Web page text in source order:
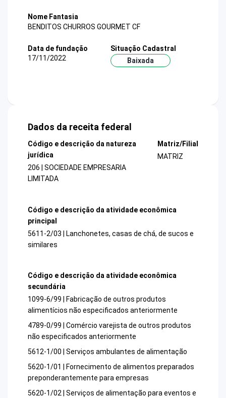
Nome Fantasia
BENDITOS CHURROS GOURMET CF
Data de fundação
17/11/2022
Situação Cadastral
Baixada
Dados da receita federal
Código e descrição da natureza
jurídica
206 | SOCIEDADE EMPRESARIA
LIMITADA
Matriz/Filial
MATRIZ
Código e descrição da atividade econômica
principal
5611-2/03 | Lanchonetes, casas de chá, de sucos e
similares
Código e descrição da atividade econômica
secundária
1099-6/99 | Fabricação de outros produtos
alimentícios não especificados anteriormente
4789-0/99 | Comércio varejista de outros produtos
não especificados anteriormente
5612-1/00 | Serviços ambulantes de alimentação
5620-1/01 | Fornecimento de alimentos preparados
preponderantemente para empresas
5620-1/02 | Serviços de alimentação para eventos e